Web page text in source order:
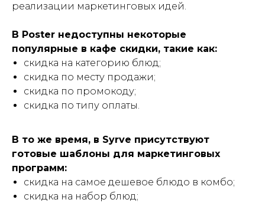
реализации маркетинговых идей.
В Poster недоступны некоторые
популярные в кафе скидки, такие как:
скидка на категорию блюд;
скидка по месту продажи;
скидка по промокоду;
скидка по типу оплаты.
В то же время, в Syrve присутствуют
готовые шаблоны для маркетинговых
программ:
скидка на самое дешевое блюдо в комбо;
скидка на набор блюд;